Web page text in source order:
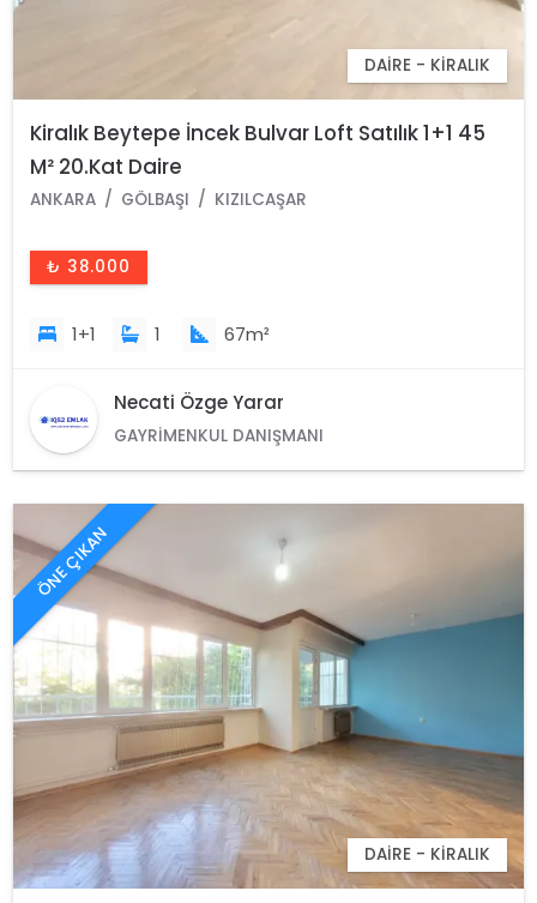
DAIRE - KIRALIK
Kiralık Beytepe İncek Bulvar Loft Satılık 1+1 45
M² 20.Kat Daire
ANKARA GÖLBAŞI KIZILCAŞAR
₺ 38.000
1+1 1 67m²
Necati Özge Yarar
GAYRIMENKUL DANIŞMANI
ÖNE ÇIKAN
DAIRE - KIRALIK